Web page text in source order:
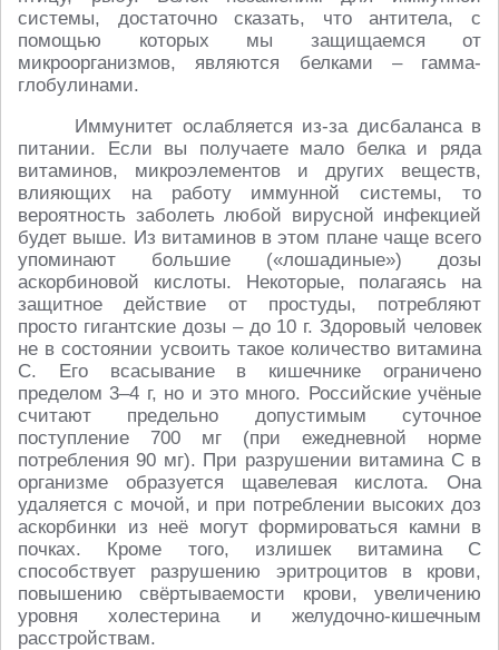
системы, достаточно сказать, что антитела, с
помощью которых мы защищаемся от
микроорганизмов, являются белками – гамма-
глобулинами.
Иммунитет ослабляется из-за дисбаланса в
питании. Если вы получаете мало белка и ряда
витаминов, микроэлементов и других веществ,
влияющих на работу иммунной системы, то
вероятность заболеть любой вирусной инфекцией
будет выше. Из витаминов в этом плане чаще всего
упоминают большие («лошадиные») дозы
аскорбиновой кислоты. Некоторые, полагаясь на
защитное действие от простуды, потребляют
просто гигантские дозы – до 10 г. Здоровый человек
не в состоянии усвоить такое количество витамина
C. Его всасывание в кишечнике ограничено
пределом 3–4 г, но и это много. Российские учёные
считают предельно допустимым суточное
поступление 700 мг (при ежедневной норме
потребления 90 мг). При разрушении витамина C в
организме образуется щавелевая кислота. Она
удаляется с мочой, и при потреблении высоких доз
аскорбинки из неё могут формироваться камни в
почках. Кроме того, излишек витамина C
способствует разрушению эритроцитов в крови,
повышению свёртываемости крови, увеличению
уровня холестерина и желудочно-кишечным
расстройствам.